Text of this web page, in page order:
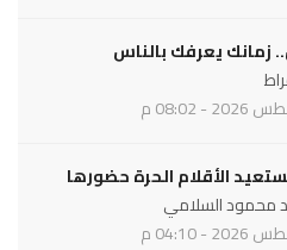
زمانك يعرفك بالناس
الأقلام الحرة حضورها
محمود السلامي